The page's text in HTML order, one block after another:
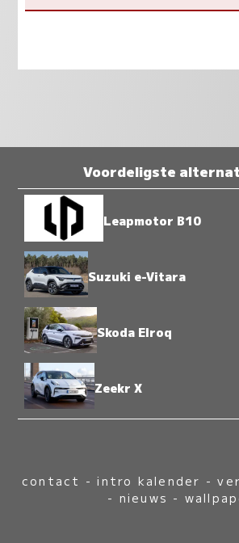
Voordeligste
Leapmotor B10
Suzuki e-Vitara
Skoda Elroq
Zeekr X
contact -intro kalender -
- nieuws -